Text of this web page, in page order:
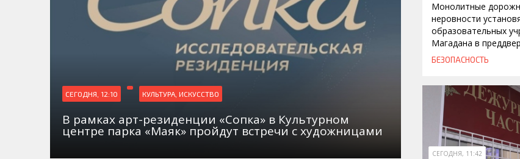
СЕГОДНЯ, 12:10 КУЛЬТУРА, ИСКУССТВО
В рамках арт-резиденции «Сопка» в Культурном
центре парка «Маяк» пройдут встречи с художницами
Монолитные
неровности
образовательных
Магадана в
БЕЗОПАСНОСТЬ
СЕГОДНЯ, 11:42